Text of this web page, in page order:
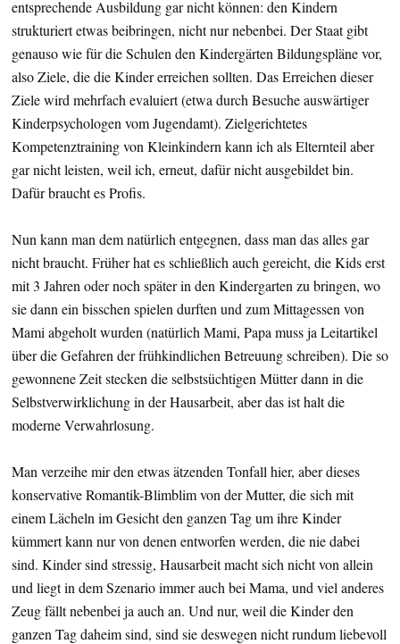
entsprechende Ausbildung gar nicht können: den Kindern
strukturiert etwas beibringen, nicht nur nebenbei. Der Staat gibt
genauso wie für die Schulen den Kindergärten Bildungspläne vor,
also Ziele, die die Kinder erreichen sollten. Das Erreichen dieser
Ziele wird mehrfach evaluiert (etwa durch Besuche auswärtiger
Kinderpsychologen vom Jugendamt). Zielgerichtetes
Kompetenztraining von Kleinkindern kann ich als Elternteil aber
gar nicht leisten, weil ich, erneut, dafür nicht ausgebildet bin.
Dafür braucht es Profis.
Nun kann man dem natürlich entgegnen, dass man das alles gar
nicht braucht. Früher hat es schließlich auch gereicht, die Kids erst
mit 3 Jahren oder noch später in den Kindergarten zu bringen, wo
sie dann ein bisschen spielen durften und zum Mittagessen von
Mami abgeholt wurden (natürlich Mami, Papa muss ja Leitartikel
über die Gefahren der frühkindlichen Betreuung schreiben). Die so
gewonnene Zeit stecken die selbstsüchtigen Mütter dann in die
Selbstverwirklichung in der Hausarbeit, aber das ist halt die
moderne Verwahrlosung.
Man verzeihe mir den etwas ätzenden Tonfall hier, aber dieses
konservative Romantik-Blimblim von der Mutter, die sich mit
einem Lächeln im Gesicht den ganzen Tag um ihre Kinder
kümmert kann nur von denen entworfen werden, die nie dabei
sind. Kinder sind stressig, Hausarbeit macht sich nicht von allein
und liegt in dem Szenario immer auch bei Mama, und viel anderes
Zeug fällt nebenbei ja auch an. Und nur, weil die Kinder den
ganzen Tag daheim sind, sind sie deswegen nicht rundum liebevoll